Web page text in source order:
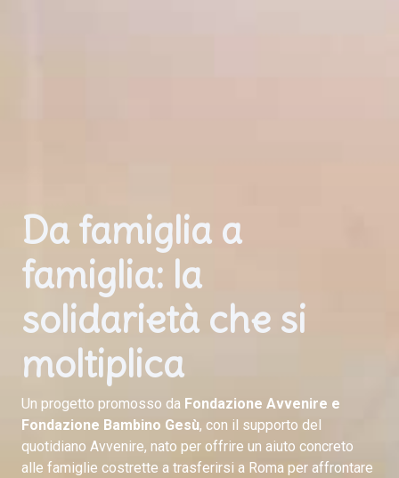
Da famiglia a
famiglia: la
solidarietà che si
moltiplica
Un progetto promosso da Fondazione Avvenire e
Fondazione Bambino Gesù, con il supporto del
quotidiano Avvenire, nato per offrire un aiuto concreto
alle famiglie costrette a trasferirsi a Roma per affrontare